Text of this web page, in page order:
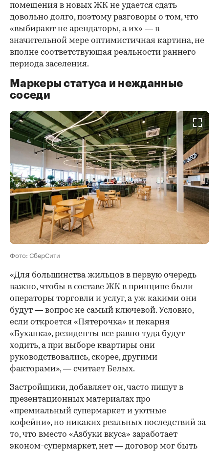
помещения в новых ЖК не удается сдать
довольно долго, поэтому разговоры о том, что
«выбирают не арендаторы, а их» — в
значительной мере оптимистичная картина, не
вполне соответствующая реальности раннего
периода заселения.
Маркеры статуса и нежданные
соседи
Фото: СберСити
«Для большинства жильцов в первую очередь
важно, чтобы в составе ЖК в принципе были
операторы торговли и услуг, а уж какими они
будут — вопрос не самый ключевой. Условно,
если откроется «Пятерочка» и пекарня
«Буханка», резиденты все равно туда будут
ходить, а при выборе квартиры они
руководствовались, скорее, другими
факторами», — считает Белых.
Застройщики, добавляет он, часто пишут в
презентационных материалах про
«премиальный супермаркет и уютные
кофейни», но никаких реальных последствий за
то, что вместо «Азбуки вкуса» заработает
эконом-супермаркет, нет — договор мог быть